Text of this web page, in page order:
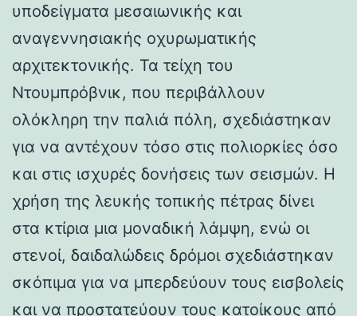
υποδείγματα μεσαιωνικής και
αναγεννησιακής οχυρωματικής
αρχιτεκτονικής. Τα τείχη του
Ντουμπρόβνικ, που περιβάλλουν
ολόκληρη την παλιά πόλη, σχεδιάστηκαν
για να αντέχουν τόσο στις πολιορκίες όσο
και στις ισχυρές δονήσεις των σεισμών. Η
χρήση της λευκής τοπικής πέτρας δίνει
στα κτίρια μια μοναδική λάμψη, ενώ οι
στενοί, δαιδαλώδεις δρόμοι σχεδιάστηκαν
σκόπιμα για να μπερδεύουν τους εισβολείς
και να προστατεύουν τους κατοίκους από